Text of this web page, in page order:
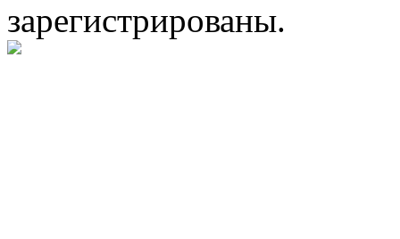
зарегистрированы.